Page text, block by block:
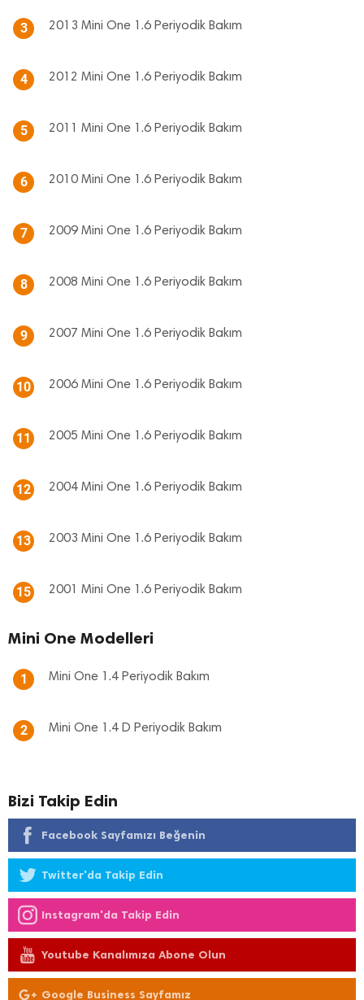
3 2013 Mini One 1.6 Periyodik Bakım
4 2012 Mini One 1.6 Periyodik Bakım
5 2011 Mini One 1.6 Periyodik Bakım
6 2010 Mini One 1.6 Periyodik Bakım
7 2009 Mini One 1.6 Periyodik Bakım
8 2008 Mini One 1.6 Periyodik Bakım
9 2007 Mini One 1.6 Periyodik Bakım
10 2006 Mini One 1.6 Periyodik Bakım
11 2005 Mini One 1.6 Periyodik Bakım
12 2004 Mini One 1.6 Periyodik Bakım
13 2003 Mini One 1.6 Periyodik Bakım
15 2001 Mini One 1.6 Periyodik Bakım
Mini One Modelleri
1 Mini One 1.4 Periyodik Bakım
2 Mini One 1.4 D Periyodik Bakım
Bizi Takip Edin
Facebook Sayfamızı Beğenin
Twitter'da Takip Edin
Instagram'da Takip Edin
Youtube Kanalımıza Abone Olun
Google Business Sayfamız